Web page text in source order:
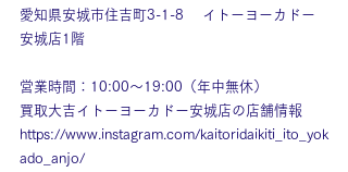
愛知県安城市住吉町3-1-8　 イトーヨーカドー
安城店1階
営業時間：10:00～19:00（年中無休）
買取大吉イトーヨーカドー安城店の店舗情報
https://www.instagram.com/kaitoridaikiti_ito_yok
ado_anjo/